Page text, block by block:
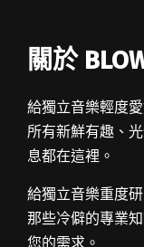
關於
給獨立音樂輕度愛
所有新鮮有趣、
息都在這裡。
給獨立音樂重度研
那些冷僻的專業
您的需求。